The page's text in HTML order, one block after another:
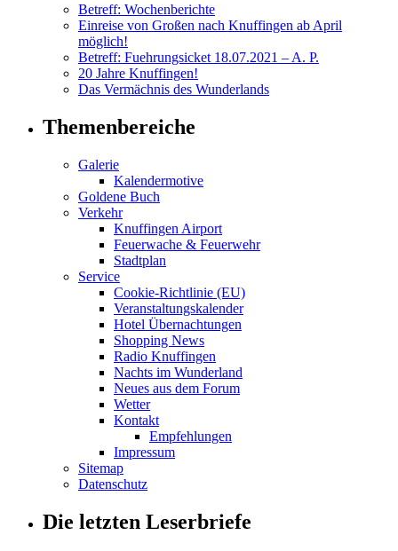
Betreff: Wochenberichte
Einreise von Großen nach Knuffingen ab April
möglich!
Betreff: Fuehrungsicket 18.07.2021 – A. P.
20 Jahre Knuffingen!
Das Vermächnis des Wunderlands
Themenbereiche
Galerie
Kalendermotive
Goldene Buch
Verkehr
Knuffingen Airport
Feuerwache & Feuerwehr
Stadtplan
Service
Cookie-Richtlinie (EU)
Veranstaltungskalender
Hotel Übernachtungen
Shopping News
Radio Knuffingen
Nachts im Wunderland
Neues aus dem Forum
Wetter
Kontakt
Empfehlungen
Impressum
Sitemap
Datenschutz
Die letzten Leserbriefe